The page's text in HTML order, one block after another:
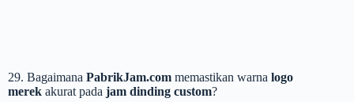
29. Bagaimana PabrikJam.com memastikan warna logo
merek akurat pada jam dinding custom?